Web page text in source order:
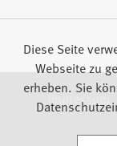
Impressum
Diese Seite
Webseite zu
erheben. Sie